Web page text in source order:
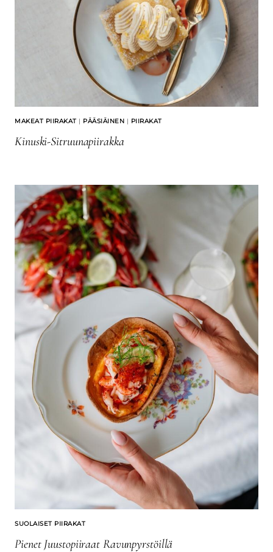
MAKEAT PIIRAKAT | PÄÄSIÄINEN | PIIRAKAT
Kinuski-Sitruunapiirakka
SUOLAISET PIIRAKAT
Pienet Juustopiiraat Ravunpyrstöillä